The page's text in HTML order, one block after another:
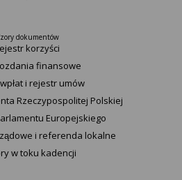
dokumentów
korzyści
finansowe
i rejestr umów
Rzeczypospolitej Polskiej
Europejskiego
i referenda lokalne
w toku kadencji